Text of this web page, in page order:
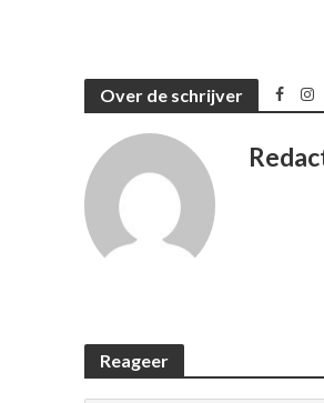
Over de schrijver
Reageer